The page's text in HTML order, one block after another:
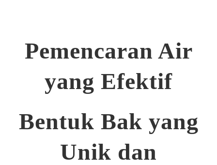
Pemencaran Air
yang Efektif
Bentuk Bak yang
Unik dan